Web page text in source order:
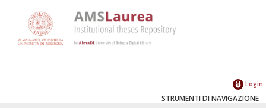
Login
STRUMENTI DI NAVIGAZIONE